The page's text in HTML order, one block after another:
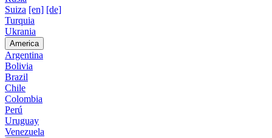
Suiza [en] [de]
Turquia
Ukrania
America
Argentina
Bolivia
Brazil
Chile
Colombia
Perú
Uruguay
Venezuela